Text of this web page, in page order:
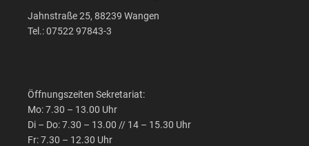
Jahnstraße 25, 88239 Wangen
Tel.: 07522 97843-3
Öffnungszeiten Sekretariat:
Mo: 7.30 – 13.00 Uhr
Di – Do: 7.30 – 13.00 // 14 – 15.30 Uhr
Fr: 7.30 – 12.30 Uhr